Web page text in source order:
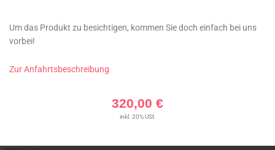
Um das Produkt zu besichtigen, kommen Sie doch einfach bei uns
vorbei!
Zur Anfahrtsbeschreibung
320,00 €
inkl. 20% USt.